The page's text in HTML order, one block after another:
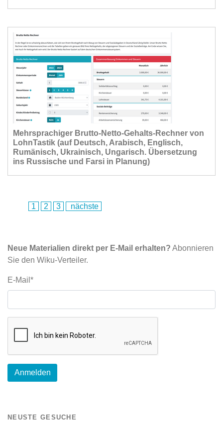
Mehrsprachiger Brutto-Netto-Gehalts-Rechner von
LohnTastik (auf Deutsch, Arabisch, Englisch,
Rumänisch, Ukrainisch, Ungarisch. Übersetzung
ins Russische und Farsi in Planung)
1 2 3 nächste
Neue Materialien direkt per E-Mail erhalten? Abonnieren
Sie den Wiku-Verteiler.
E-Mail*
NEUSTE GESUCHE